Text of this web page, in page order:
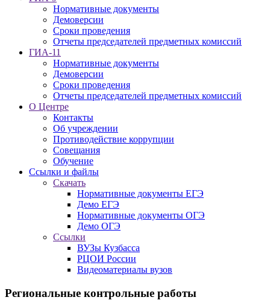
Нормативные документы
Демоверсии
Сроки проведения
Отчеты председателей предметных комиссий
ГИА-11
Нормативные документы
Демоверсии
Сроки проведения
Отчеты председателей предметных комиссий
О Центре
Контакты
Об учреждении
Противодействие коррупции
Совещания
Обучение
Ссылки и файлы
Скачать
Нормативные документы ЕГЭ
Демо ЕГЭ
Нормативные документы ОГЭ
Демо ОГЭ
Ссылки
ВУЗы Кузбасса
РЦОИ России
Видеоматериалы вузов
Региональные контрольные работы